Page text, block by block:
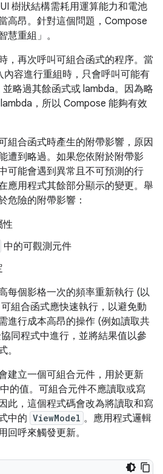
樹狀結構需耗用運算能力和電池
高昂。針對這個問題，Compose
慧重組」 。
，再次呼叫可組合函式的程序。當
容進行重組時，只會呼叫可能有
略過其餘函式或 lambda。因為略
，所以 Compose 能夠有效
組合函式時產生的附帶影響，原因
遭到略過。如果您依附於附帶影
可能會遇到異常且不可預測的行
應用程式其餘部分顯示的變更。舉
危險的附帶影響：
性
中的可觀測元件
每個影格一次的頻率重新執行 (以
組合函式應快速執行，以避免動
進行成本高昂的操作 (例如讀取共
同程式中進行，並將結果值以參
。
建立一個可組合元件，用於更新
中的值。可組合元件不應讀取或寫
此，這個程式碼會改為將讀取和寫
中的 ViewModel 。應用程式邏輯
回呼來觸發更新。